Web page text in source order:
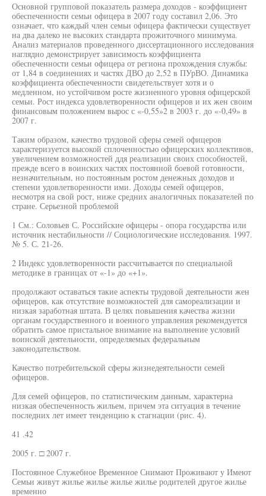
Основной групповой показатель размера доходов - коэффициент
обеспеченности семьи офицера в 2007 году составил 2,06. Это
означает, что каждый член семьи офицера фактически существует
на два далеко не высоких стандарта прожиточного минимума.
Анализ материалов проведенного диссертационного исследования
наглядно демонстрирует зависимость коэффициента
обеспеченности семьи офицера от региона прохождения службы:
от 1,84 в соединениях и частях ДВО до 2,52 в ПУрВО. Динамика
коэффициента обеспеченности свидетельствует хотя и о
медленном, но устойчивом росте жизненного уровня офицерской
семьи. Рост индекса удовлетворенности офицеров и их жен своим
финансовым положением вырос с «-0,55»2 в 2003 г. до «-0,49» в
2007 г.
Таким образом, качество трудовой сферы семей офицеров
характеризуется высокой сплоченностью офицерских коллективов,
увеличением возможностей ддя реализации своих способностей,
прежде всего в воинских частях постоянной боевой готовности,
незначительным, но постоянным ростом денежных доходов и
степени удовлетворенности ими. Доходы семей офицеров,
несмотря на свой рост, ниже средних аналогичных показателей по
стране. Серьезной проблемой
1 См.: Соловьев С. Российские офицеры - опора государства или
источник нестабильности // Социологические исследования. 1997.
№ 5. С. 21-26.
2 Индекс удовлетворенности рассчитывается по специальной
методике в границах от «-1» до «+1».
продолжают оставаться такие аспекты трудовой деятельности жен
офицеров, как отсутствие возможностей для самореализации и
низкая заработная штата. В целях повышения качества жизни
органам государственного и военного управления рекомендуется
обратить самое пристальное внимание на выполнение условий
воинской деятельности, определяемых федеральным
законодательством.
Качество потребительской сферы жизнедеятельности семей
офицеров.
Для семей офицеров, по статистическим данным, характерна
низкая обеспеченность жильем, причем эта ситуация в течение
последних лет имеет тенденцию к стагнации (рис. 4).
41 .42
2005 г. □ 2007 г.
Постоянное Служебное Временное Снимают Проживают у Имеют
Семьи живут жилье жилье жилье жилье родителей другое жилье
временно